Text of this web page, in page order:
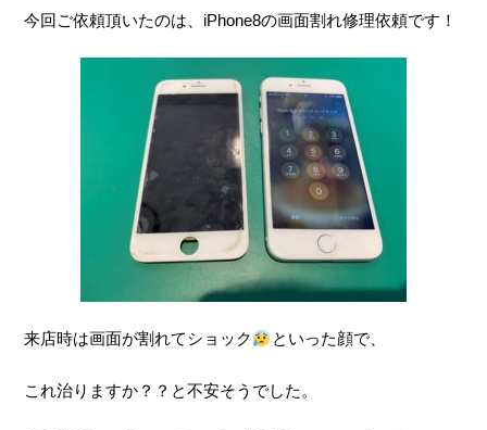
今回ご依頼頂いたのは、iPhone8の画面割れ修理依頼です！
来店時は画面が割れてショック といった顔で、
これ治りますか？？と不安そうでした。